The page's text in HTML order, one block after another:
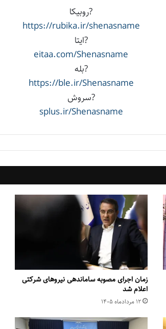
?روبیکا
https://rubika.ir/shenasname
?ایتا
eitaa.com/Shenasname
?بله
https://ble.ir/Shenasname
?سروش
splus.ir/Shenasname
زمان اجرای مصوبه ساماندهی نیروهای شرکتی
اعلام شد
۱۲ مرداد‌ماه ۱۴۰۵